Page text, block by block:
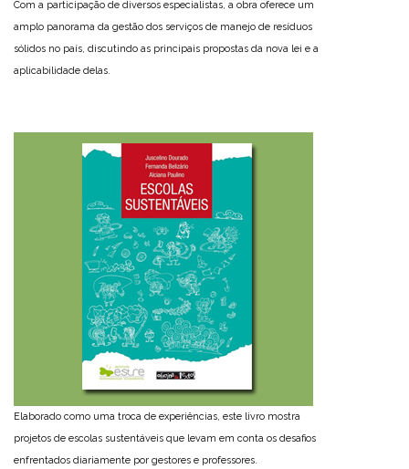
Com a participação de diversos especialistas, a obra oferece um
amplo panorama da gestão dos serviços de manejo de resíduos
sólidos no país, discutindo as principais propostas da nova lei e a
aplicabilidade delas.
Elaborado como uma troca de experiências, este livro mostra
projetos de escolas sustentáveis que levam em conta os desafios
enfrentados diariamente por gestores e professores.